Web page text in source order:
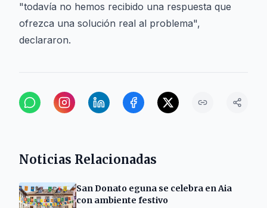
"todavía no hemos recibido una respuesta que
ofrezca una solución real al problema",
declararon.
Noticias Relacionadas
San Donato eguna se celebra en Aia
con ambiente festivo